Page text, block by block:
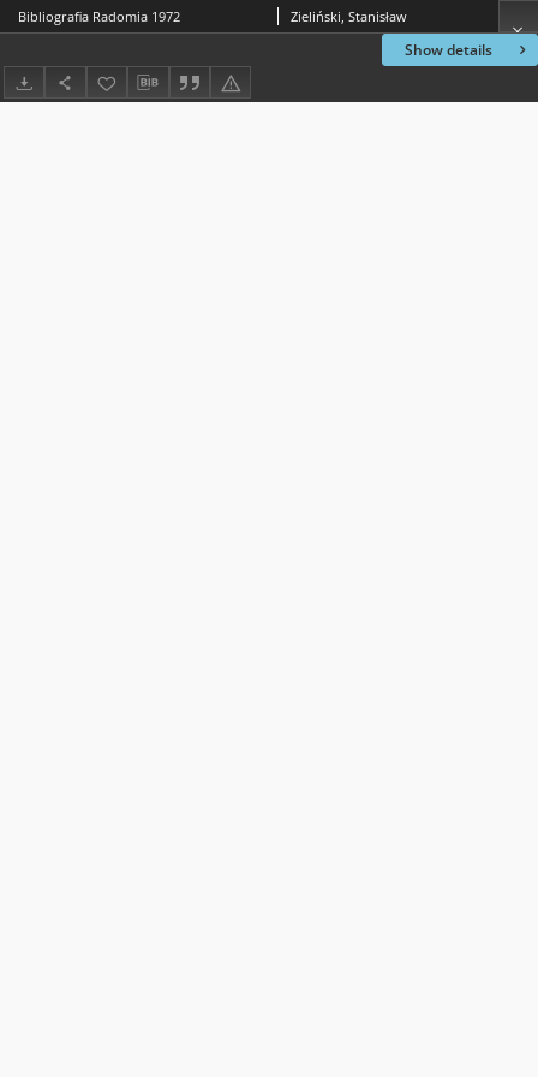
Show details
Bibliografia Radomia 1972 Zieliński, Stanisław